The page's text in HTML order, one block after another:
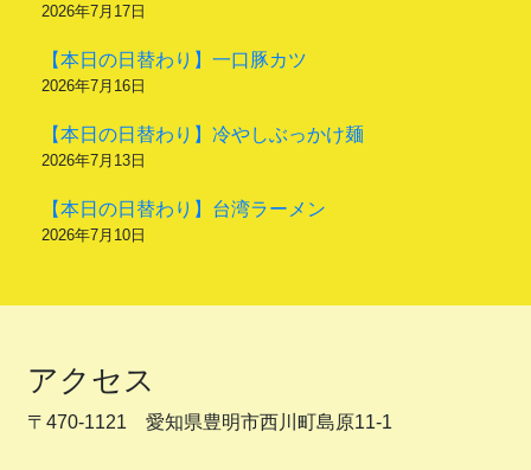
2026年7月17日
【本日の日替わり】一口豚カツ
2026年7月16日
【本日の日替わり】冷やしぶっかけ麺
2026年7月13日
【本日の日替わり】台湾ラーメン
2026年7月10日
アクセス
〒470-1121 愛知県豊明市西川町島原11-1